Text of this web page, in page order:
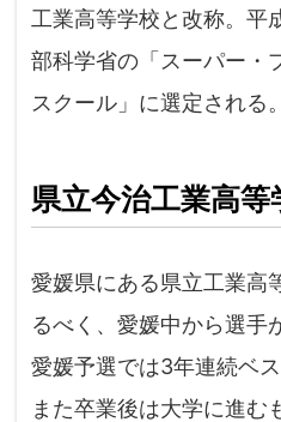
工業高等学校と改称。平
部科学省の「スーパー・
スクール」に選定される。
県立今治工業高
愛媛県にある県立工業高
るべく、愛媛中から選手
愛媛予選では3年連続ベ
また卒業後は大学に進む